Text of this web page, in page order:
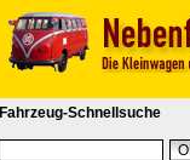
Fahrzeug-Schnellsuche